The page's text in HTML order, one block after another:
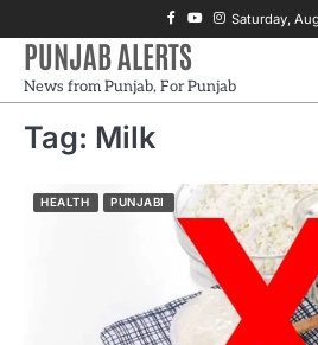
to
content
Facebook
Youtube
Instagram
Saturday,
PUNJAB ALERTS
News from Punjab, For Punjab
Tag: Milk
HEALTH PUNJABI